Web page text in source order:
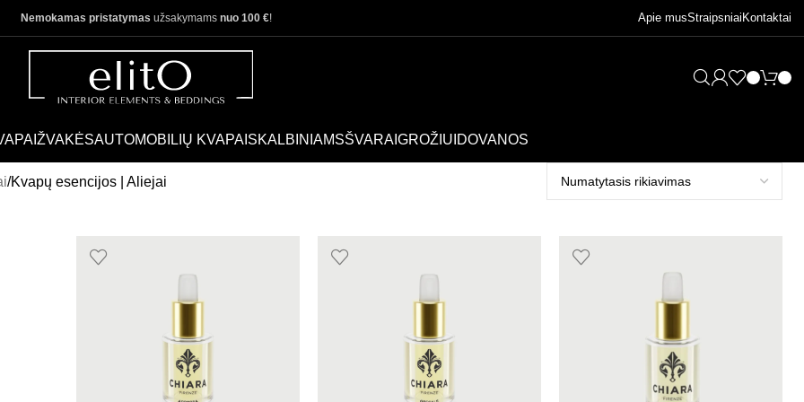
Nemokamas pristatymas užsakymams nuo 100 €! Apie musStraipsniai Kontaktai
ŽVAKĖSAUTOMOBILIŲ KVAPAI SKALBINIAMSŠVARAI GROŽIUI DOVANOS
Kvapų esencijos | Aliejai